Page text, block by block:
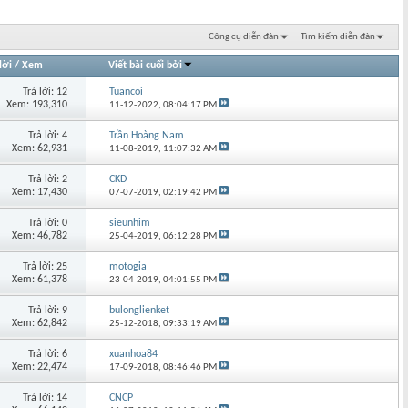
Công cụ diễn đàn Tìm kiếm diễn đàn
/ Xem Viết bài cuối bởi
Trả lời: 12
Xem: 193,310
Tuancoi
11-12-2022,08:04:17 PM
Trả lời: 4
Xem: 62,931
Trần Hoàng Nam
11-08-2019, 11:07:32 AM
Trả lời: 2
Xem: 17,430
CKD
07-07-2019,02:19:42 PM
Trả lời: 0
Xem: 46,782
sieunhim
25-04-2019,06:12:28 PM
Trả lời: 25
Xem: 61,378
motogia
23-04-2019,04:01:55 PM
Trả lời: 9
Xem: 62,842
bulonglienket
25-12-2018,09:33:19 AM
Trả lời: 6
Xem: 22,474
xuanhoa84
17-09-2018,08:46:46 PM
Trả lời: 14
CNCP